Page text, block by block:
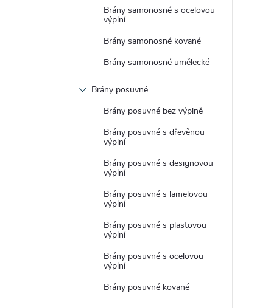
Brány samonosné s ocelovou
výplní
Brány samonosné kované
Brány samonosné umělecké
Brány posuvné
Brány posuvné bez výplně
Brány posuvné s dřevěnou
výplní
Brány posuvné s designovou
výplní
Brány posuvné s lamelovou
výplní
Brány posuvné s plastovou
výplní
Brány posuvné s ocelovou
výplní
Brány posuvné kované